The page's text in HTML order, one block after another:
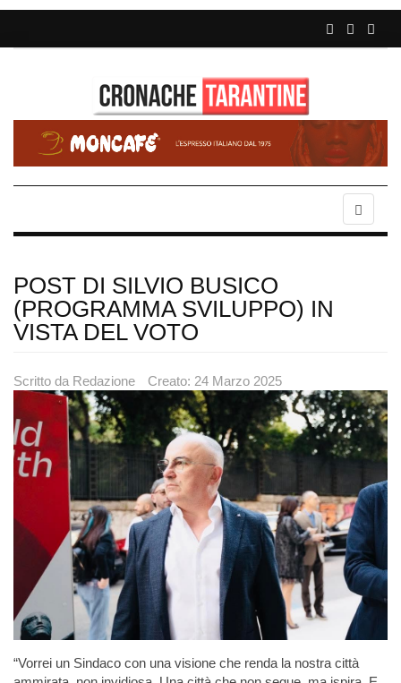
POST DI SILVIO BUSICO
(PROGRAMMA SVILUPPO) IN
VISTA DEL VOTO
Scritto da Redazione Creato: 24 Marzo 2025
“Vorrei un Sindaco con una visione che renda la nostra città